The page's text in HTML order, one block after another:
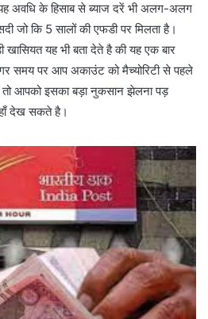
अवधि के हिसाब से ब्याज दरें भी अलग-अलग
जो कि 5 सालों की एफडी पर मिलता है।
यह भी बता देते है की यह एक बार
समय पर आप अकाउंट को मैच्योरिटी से पहले
आपको इसका बड़ा नुकसान झेलना पड़
देख सकते है।